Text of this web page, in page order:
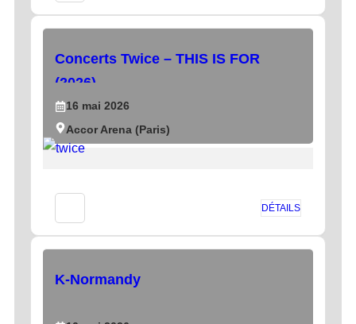
Concerts Twice – THIS IS FOR
(2026)
16 mai 2026
Accor Arena (Paris)
DÉTAILS
K-Normandy